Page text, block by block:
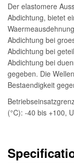
Der elastomere
Abdichtung, bietet
Abdichtung bei
Abdichtung bei
Abdichtung bei
gegeben. Die
Bestaendigkeit
(°C): -40 bis +100,